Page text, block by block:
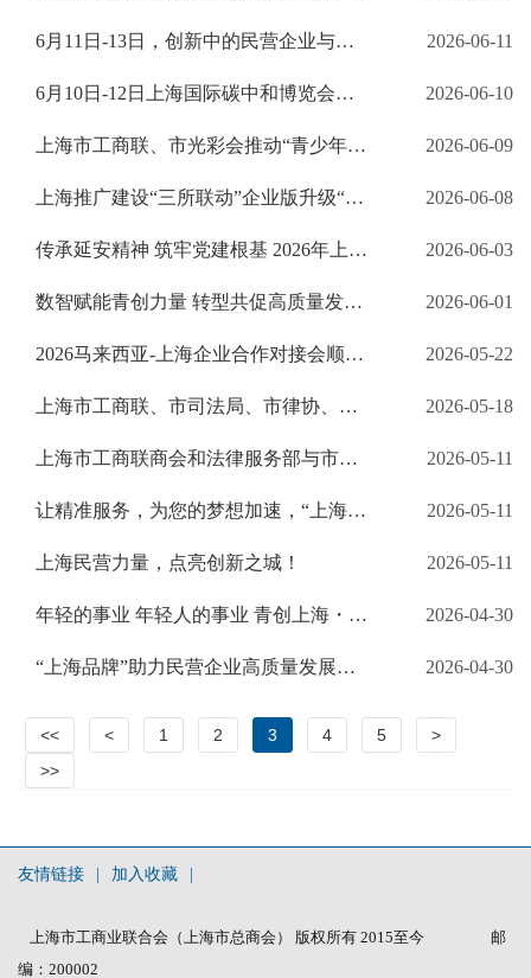
6月11日-13日，创新中的民营企业与您相约上交会！ 2026-06-11
6月10日-12日上海国际碳中和博览会，上海市工商联展团等您来！ 2026-06-10
上海市工商联、市光彩会推动“青少年星心守护计划”公益项目启动 2026-06-09
上海推广建设“三所联动”企业版升级“蓝鲸”护企工作站 2026-06-08
传承延安精神 筑牢党建根基 2026年上海市工商联系统党建工作培训班举办 2026-06-03
数智赋能青创力量 转型共促高质量发展 “青创上海”青年企业家创新创业营顺利举办 2026-06-01
2026马来西亚-上海企业合作对接会顺利举办 2026-05-22
上海市工商联、市司法局、市律协、上海仲裁委员会联合举办新时代民营企业法治素养提升暨公司律师专题培训 2026-05-18
上海市工商联商会和法律服务部与市人社局相关部门开展主题党建联建活动 2026-05-11
让精准服务，为您的梦想加速，“上海青年创新创业政策服务包”正式上线！ 2026-05-11
上海民营力量，点亮创新之城！ 2026-05-11
年轻的事业 年轻人的事业 青创上海・2026徐汇滨江徒步行潮聚风华 2026-04-30
“上海品牌”助力民营企业高质量发展宣贯活动顺利举办 2026-04-30
<< < 1 2 3 4 5
>
>>
友情链接 加入收藏
上海市工商业联合会（上海市总商会） 版权所有 2015至今
邮
编：200002